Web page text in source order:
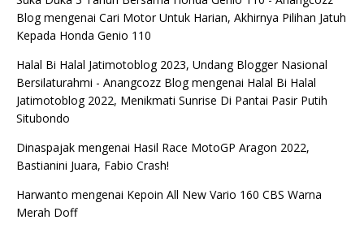
Blogmengenai Cari Motor Untuk Harian, Akhirnya Pilihan Jatuh
Kepada Honda Genio 110
Halal Bi Halal Jatimotoblog 2023, Undang Blogger Nasional
Bersilaturahmi - Anangcozz Blogmengenai Halal Bi Halal
Jatimotoblog 2022, Menikmati Sunrise Di Pantai Pasir Putih
Situbondo
Dinaspajak mengenai Hasil Race MotoGP Aragon 2022,
Bastianini Juara, Fabio Crash!
Harwanto mengenai Kepoin All New Vario 160 CBS Warna
Merah Doff